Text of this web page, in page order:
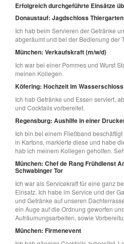
Erfolgreich durchgeführte Einsätze
Donaustauf: Jagdschloss Thiergarten
Ich hab beim Servieren der Getränke
abgeräumt und bei der Bedienung der
München: Verkaufskraft (m/w/d)
Ich war bei einer Pommes und Wurst
meinen Kollegen.
Köfering: Hochzeit im
Ich hab Getränke und Essen serviert,
und Cocktails vorbereitet.
Regensburg: Aushilfe in einer
Ich bin bei einem Fließband
in Kartons, markierte diese und habe
hab ich meinem Kollegen geholfen.
München: Chef de Rang Frühdienst
Schwabinger Tor
Ich war als Servicekraft für eine ganz
Einsatz. Ich habe im Service und der
und Getränke auf unseren
ein Auge auf die Ordnung geworfen
Aufräumungsarbeiten, sowie
München: Firmenevent